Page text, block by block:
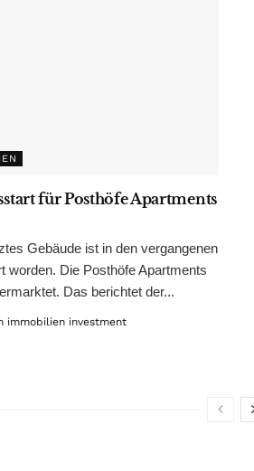
für Posthöfe Apartments
Gebäude ist in den vergangenen
worden. Die Posthöfe Apartments
Das berichtet der...
immobilien investment